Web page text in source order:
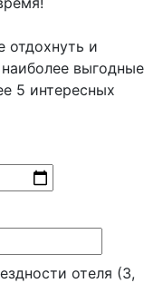
отдохнуть и
выгодные
5 интересных
отеля (3,